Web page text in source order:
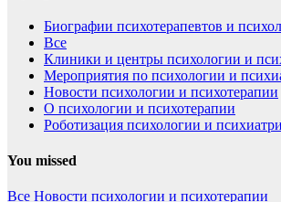
Биографии психотерапевтов и
Все
Клиники и центры психологии и
Мероприятия по психологии и
Новости психологии и психотерапии
О психологии и психотерапии
Роботизация психологии и
You missed
Все Новости психологии и психотерапии